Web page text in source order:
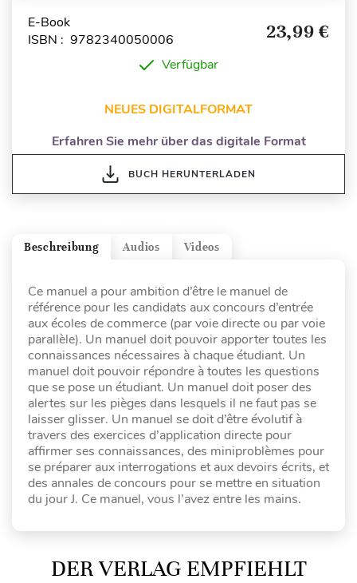
E-Book
ISBN : 9782340050006
23,99 €
Verfügbar
NEUES DIGITALFORMAT
Erfahren Sie mehr über das digitale Format
BUCH HERUNTERLADEN
Videos
Audios
Beschreibung
Ce manuel a pour ambition d’être le manuel de
référence pour les candidats aux concours d’entrée
aux écoles de commerce (par voie directe ou par voie
parallèle). Un manuel doit pouvoir apporter toutes les
connaissances nécessaires à chaque étudiant. Un
manuel doit pouvoir répondre à toutes les questions
que se pose un étudiant. Un manuel doit poser des
alertes sur les pièges dans lesquels il ne faut pas se
laisser glisser. Un manuel se doit d’être évolutif à
travers des exercices d’application directe pour
affirmer ses connaissances, des miniproblèmes pour
se préparer aux interrogations et aux devoirs écrits, et
des annales de concours pour se mettre en situation
du jour J. Ce manuel, vous l’avez entre les mains.
DER VERLAG EMPFIEHLT